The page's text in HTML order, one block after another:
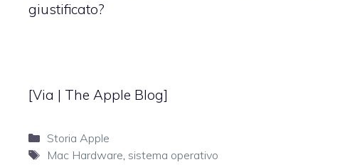
giustificato?
[Via | The Apple Blog]
Categorie
Storia Apple
Tag
Mac Hardware sistema operativo